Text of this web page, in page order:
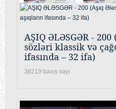
AŞIQ ƏLƏSGƏR - 200
sözləri klassik və
ifasında – 32 ifa)
38219 baxış sayı